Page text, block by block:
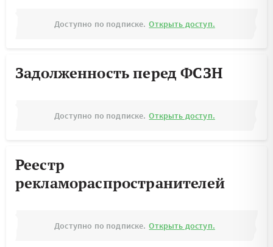
Доступно по подписке. Открыть доступ.
Задолженность перед ФСЗН
Доступно по подписке. Открыть доступ.
Реестр
рекламораспространителей
Доступно по подписке. Открыть доступ.